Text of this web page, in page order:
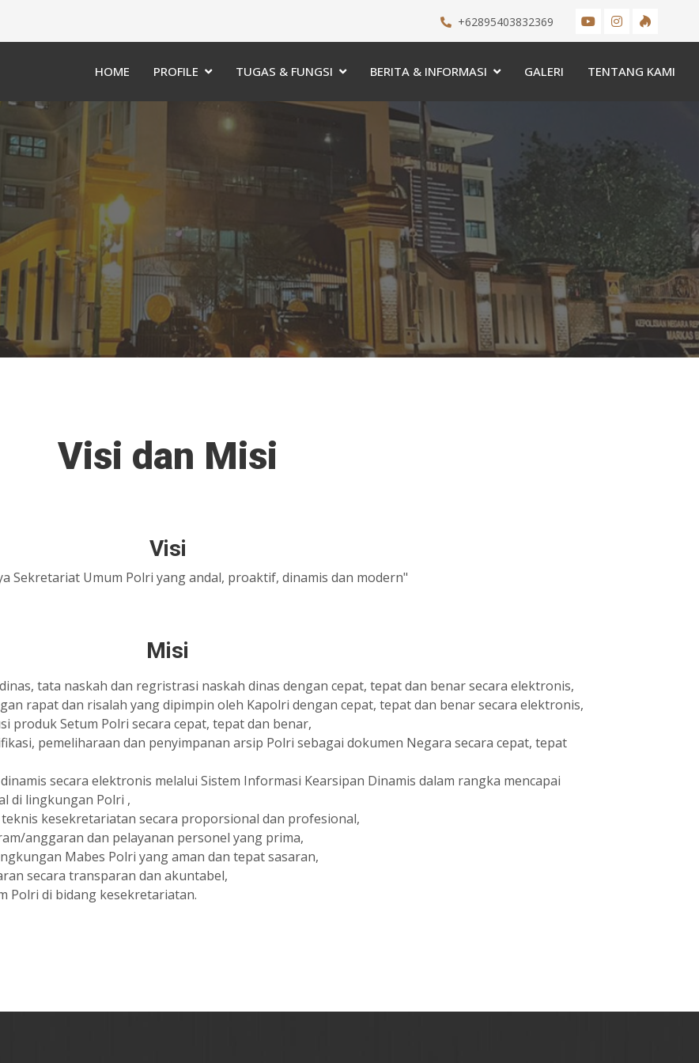
+62895403832369
HOME PROFILE TUGAS & FUNGSI BERITA & INFORMASI GALERI TENTANG KAMI
Visi dan Misi
Visi
Sekretariat Umum Polri yang andal, proaktif, dinamis dan modern"
Misi
tata naskah dan regristrasi naskah dinas dengan cepat, tepat dan benar secara elektronis,
rapat dan risalah yang dipimpin oleh Kapolri dengan cepat, tepat dan benar secara elektronis,
produk Setum Polri secara cepat, tepat dan benar,
pemeliharaan dan penyimpanan arsip Polri sebagai dokumen Negara secara cepat, tepat
secara elektronis melalui Sistem Informasi Kearsipan Dinamis dalam rangka mencapai
di lingkungan Polri ,
kesekretariatan secara proporsional dan profesional,
anggaran dan pelayanan personel yang prima,
Mabes Polri yang aman dan tepat sasaran,
secara transparan dan akuntabel,
Polri di bidang kesekretariatan.